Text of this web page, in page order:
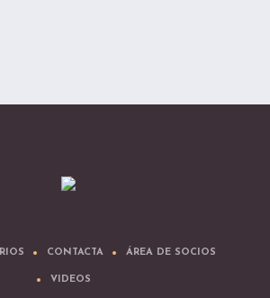
CONTACTA ÁREA DE SOCIOS
VIDEOS